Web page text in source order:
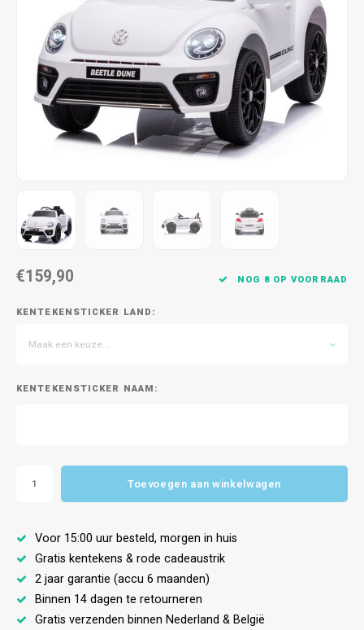
€159,90 NOG 8 OP VOORRAAD
KENTEKENSTICKER LAND:
Maak een keuze...
KENTEKENSTICKER NAAM:
Toevoegen aan winkelwagen
Voor 15:00 uur besteld, morgen in huis
Gratis kentekens & rode cadeaustrik
2 jaar garantie (accu 6 maanden)
Binnen 14 dagen te retourneren
Gratis verzenden binnen Nederland & België